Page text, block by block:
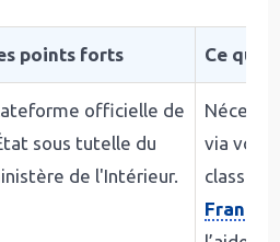
points forts Ce qu'il
officielle de
sous tutelle du
de l'Intérieur.
via